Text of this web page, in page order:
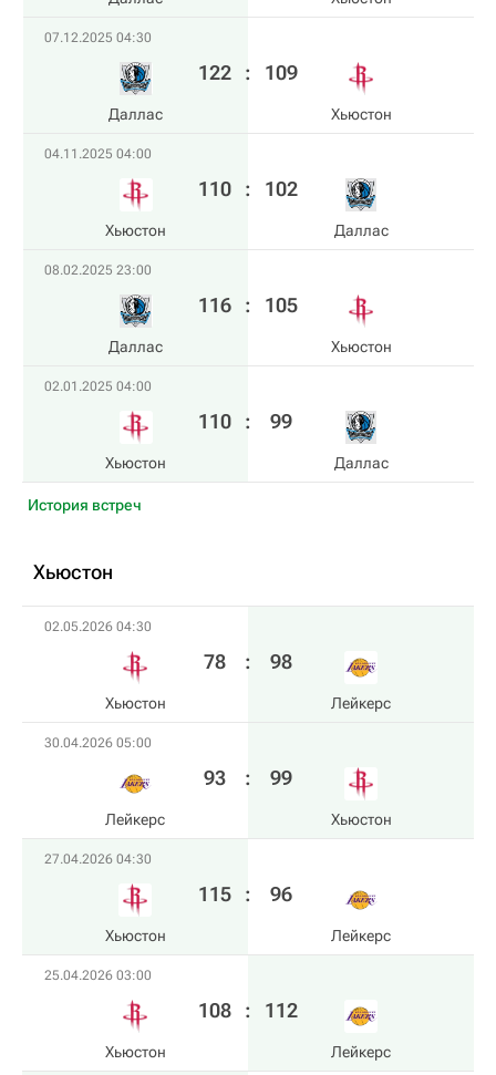
07.12.2025 04:30
Даллас
122 : 109
Хьюстон
04.11.2025 04:00
Хьюстон
110 : 102
Даллас
08.02.2025 23:00
Даллас
116 : 105
Хьюстон
02.01.2025 04:00
Хьюстон
110 : 99
Даллас
История встреч
Хьюстон
02.05.2026 04:30
Хьюстон
78 : 98
Лейкерс
30.04.2026 05:00
Лейкерс
93 : 99
Хьюстон
27.04.2026 04:30
Хьюстон
115 : 96
Лейкерс
25.04.2026 03:00
Хьюстон
108 : 112
Лейкерс